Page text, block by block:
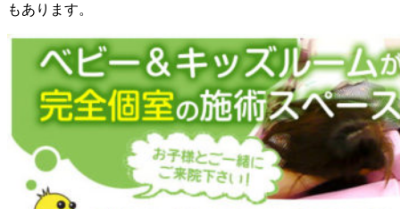
もあります。